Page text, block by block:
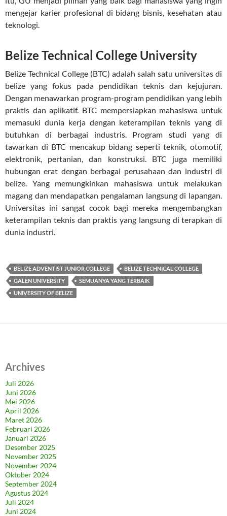
mengejar karier profesional di bidang bisnis, kesehatan atau
teknologi.
Belize Technical College University
Belize Technical College (BTC) adalah salah satu universitas di
belize yang fokus pada pendidikan teknis dan kejujuran.
Dengan menawarkan program-program pendidikan yang lebih
praktis dan aplikatif. BTC mempersiapkan mahasiswa untuk
memasuki dunia kerja dengan keterampilan teknis yang di
butuhkan di berbagai industris. Program studi yang di
tawarkan di BTC mencakup bidang seperti teknik, otomotif,
elektronik, pertanian, dan konstruksi. BTC juga memiliki
hubungan erat dengan berbagai perusahaan dan industri di
belize. Yang memungkinkan mahasiswa untuk melakukan
magang dan mendapatkan pengalaman langsung di lapangan.
Universitas ini sangat cocok bagi mereka mengembangkan
keterampilan teknis dan praktis yang langsung di terapkan di
dunia industri.
BELIZE ADVENTIST JUNIOR COLLEGE
BELIZE TECHNICAL COLLEGE
GALEN UNIVERSITY
SEMUANYA YANG TERBAIK
UNIVERSITY OF BELIZE
Archives
Juli 2026
Juni 2026
Mei 2026
April 2026
Maret 2026
Februari 2026
Januari 2026
Desember 2025
November 2025
November 2024
Oktober 2024
September 2024
Agustus 2024
Juli 2024
Juni 2024